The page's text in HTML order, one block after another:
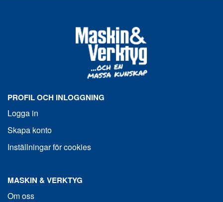
PROFIL OCH INLOGGNING
Logga in
Skapa konto
Inställningar för cookies
MASKIN & VERKTYG
Om oss